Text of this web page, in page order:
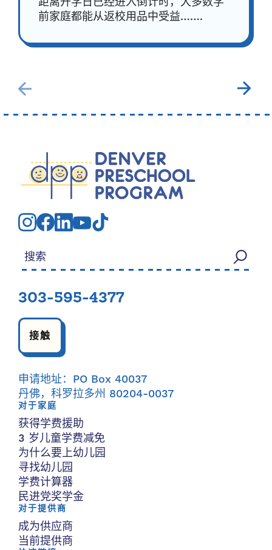
前家庭都能从返校用品中受益…….
搜索：
303-595-4377
接触
申请地址：PO Box 40037
丹佛，科罗拉多州 80204-0037
对于家庭
获得学费援助
3 岁儿童学费减免
为什么要上幼儿园
寻找幼儿园
学费计算器
民进党奖学金
对于提供商
成为供应商
当前提供商